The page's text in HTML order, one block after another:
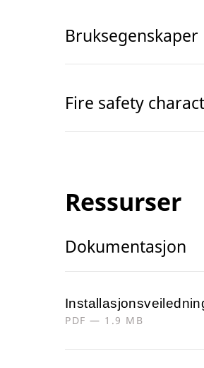
Bruksegenskaper
Fire safety
Ressurser
Dokumentasjon
PDF — 1.9 MB